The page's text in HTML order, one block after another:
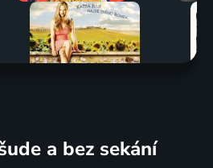
a bez sekání